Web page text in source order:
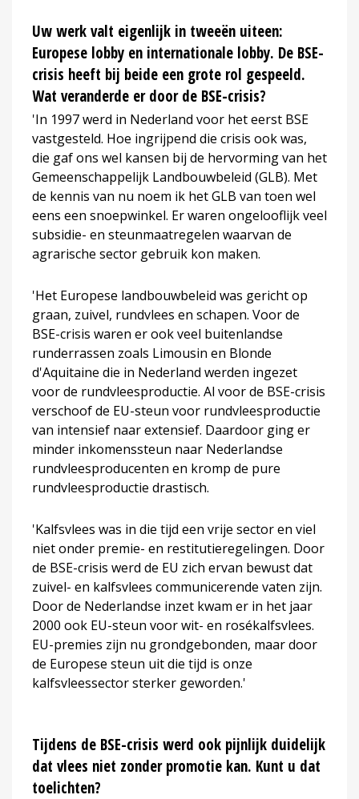
Uw werk valt eigenlijk in tweeën uiteen:
Europese lobby en internationale lobby. De BSE-
crisis heeft bij beide een grote rol gespeeld.
Wat veranderde er door de BSE-crisis?
'In 1997 werd in Nederland voor het eerst BSE
vastgesteld. Hoe ingrijpend die crisis ook was,
die gaf ons wel kansen bij de hervorming van het
Gemeenschappelijk Landbouwbeleid (GLB). Met
de kennis van nu noem ik het GLB van toen wel
eens een snoepwinkel. Er waren ongelooflijk veel
subsidie- en steunmaatregelen waarvan de
agrarische sector gebruik kon maken.
'Het Europese landbouwbeleid was gericht op
graan, zuivel, rundvlees en schapen. Voor de
BSE-crisis waren er ook veel buitenlandse
runderrassen zoals Limousin en Blonde
d'Aquitaine die in Nederland werden ingezet
voor de rundvleesproductie. Al voor de BSE-crisis
verschoof de EU-steun voor rundvleesproductie
van intensief naar extensief. Daardoor ging er
minder inkomenssteun naar Nederlandse
rundvleesproducenten en kromp de pure
rundvleesproductie drastisch.
'Kalfsvlees was in die tijd een vrije sector en viel
niet onder premie- en restitutieregelingen. Door
de BSE-crisis werd de EU zich ervan bewust dat
zuivel- en kalfsvlees communicerende vaten zijn.
Door de Nederlandse inzet kwam er in het jaar
2000 ook EU-steun voor wit- en rosékalfsvlees.
EU-premies zijn nu grondgebonden, maar door
de Europese steun uit die tijd is onze
kalfsvleessector sterker geworden.'
Tijdens de BSE-crisis werd ook pijnlijk duidelijk
dat vlees niet zonder promotie kan. Kunt u dat
toelichten?